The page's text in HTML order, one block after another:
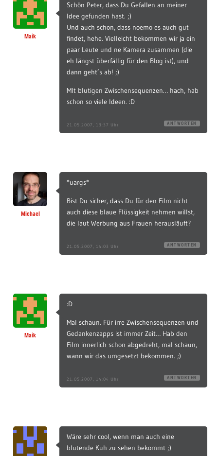
Maik
Schön Peter, dass Du Gefallen an meiner
Idee gefunden hast. ;)
Und auch schon, dass noemo es auch gut
findet, hehe. Vielleicht bekommen wir ja ein
paar Leute und ne Kamera zusammen (die
eh längst überfällig für den Blog ist), und
dann geht’s ab! ;)
MIt blutigen Zwischensequenzen… hach, hab
schon so viele Ideen. :D
21.05.2007, 13:37 Uhr ANTWORTEN
Michael
*uargs*
Bist Du sicher, dass Du für den Film nicht
auch diese blaue Flüssigkeit nehmen willst,
die laut Werbung aus Frauen herausläuft?
21.05.2007, 14:03 Uhr ANTWORTEN
Maik
:D
Mal schaun. Für irre Zwischensequenzen und
Gedankenzapps ist immer Zeit… Hab den
Film innerlich schon abgedreht, mal schaun,
wann wir das umgesetzt bekommen. ;)
21.05.2007, 14:04 Uhr ANTWORTEN
Wäre sehr cool, wenn man auch eine
blutende Kuh zu sehen bekommt ;)